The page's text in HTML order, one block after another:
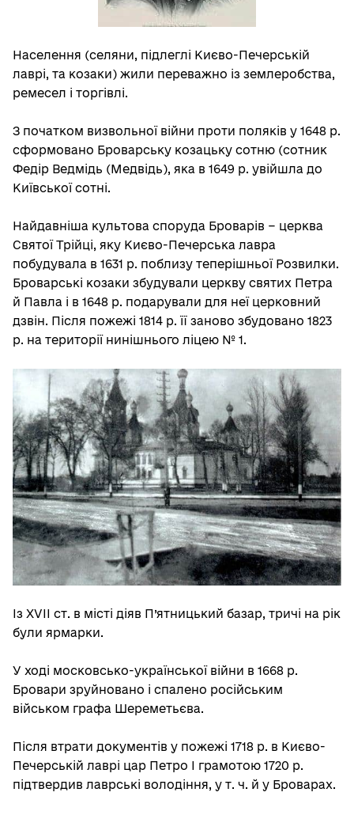
Населення (селяни, підлеглі Києво-Печерській
лаврі, та козаки) жили переважно із землеробства,
ремесел і торгівлі.
З початком визвольної війни проти поляків у 1648 р.
сформовано Броварську козацьку сотню (сотник
Федір Ведмідь (Медвідь), яка в 1649 р. увійшла до
Київської сотні.
Найдавніша культова споруда Броварів − церква
Святої Трійці, яку Києво-Печерська лавра
побудувала в 1631 р. поблизу теперішньої Розвилки.
Броварські козаки збудували церкву святих Петра
й Павла і в 1648 р. подарували для неї церковний
дзвін. Після пожежі 1814 р. її заново збудовано 1823
р. на території нинішнього ліцею № 1.
Із ХVІІ ст. в місті діяв П’ятницький базар, тричі на рік
були ярмарки.
У ході московсько-української війни в 1668 р.
Бровари зруйновано і спалено російським
військом графа Шереметьєва.
Після втрати документів у пожежі 1718 р. в Києво-
Печерській лаврі цар Петро І грамотою 1720 р.
підтвердив лаврські володіння, у т. ч. й у Броварах.